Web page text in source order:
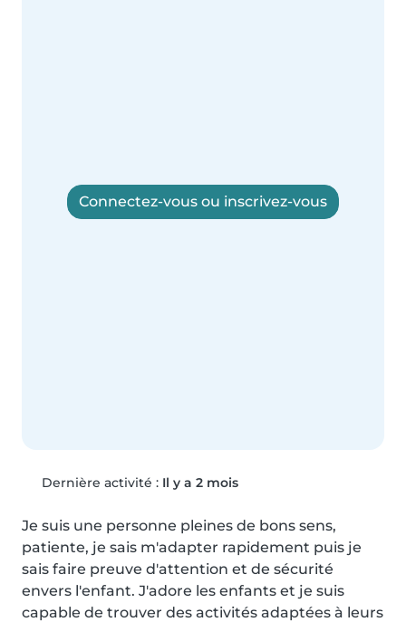
Connectez-vous ou inscrivez-vous
Dernière activité : Il y a 2 mois
Je suis une personne pleines de bons sens,
patiente, je sais m'adapter rapidement puis je
sais faire preuve d'attention et de sécurité
envers l'enfant. J'adore les enfants et je suis
capable de trouver des activités adaptées à leurs